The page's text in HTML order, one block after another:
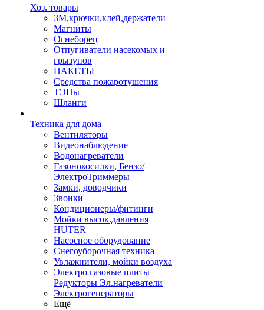
Хоз. товары
ЗМ,крючки,клей,держатели
Магниты
Огнеборец
Отпугиватели насекомых и
грызунов
ПАКЕТЫ
Средства пожаротушения
ТЭНы
Шланги
Техника для дома
Вентиляторы
Видеонаблюдение
Водонагреватели
Газонокосилки, Бензо/
ЭлектроТриммеры
Замки, доводчики
Звонки
Кондиционеры/фитинги
Мойки высок.давления
HUTER
Насосное оборудование
Снегоуборочная техника
Увлажнители, мойки воздуха
Электро газовые плиты
Редукторы Эл.нагреватели
Электрогенераторы
Ещё